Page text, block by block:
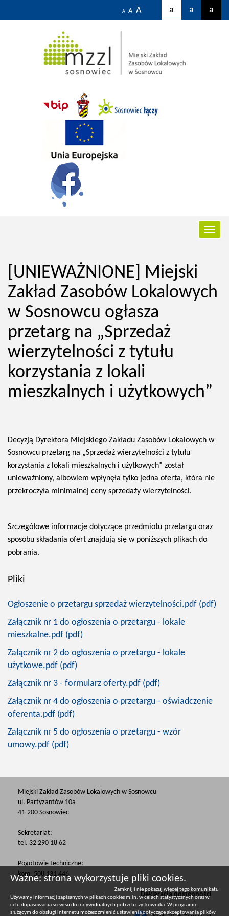
A A A a a a
[UNIEWAŻNIONE] Miejski
Zakład Zasobów Lokalowych
w Sosnowcu ogłasza
przetarg na „Sprzedaż
wierzytelności z tytułu
korzystania z lokali
mieszkalnych i użytkowych”
Decyzją Dyrektora Miejskiego Zakładu Zasobów Lokalowych w
Sosnowcu przetarg na „Sprzedaż wierzytelności z tytułu
korzystania z lokali mieszkalnych i użytkowych” został
unieważniony, albowiem wpłynęła tylko jedna oferta, która nie
przekroczyła minimalnej ceny sprzedaży wierzytelności.
Szczegółowe informacje dotyczące przedmiotu przetargu oraz
sposobu składania ofert znajdują się w poniższych plikach do
pobrania.
Pliki
Ogłoszenie o przetargu sprzedaż wierzytelności.pdf (pdf)
Załącznik nr 1 do ogłoszenia o przetargu - lokale
mieszkalne.pdf (pdf)
Załącznik nr 2 do ogłoszenia o przetargu - lokale
użytkowe.pdf (pdf)
Załącznik nr 3 - formularz oferty.pdf (pdf)
Załącznik nr 4 do ogłoszenia o przetargu - oświadczenie
oferenta.pdf (pdf)
Załącznik nr 5 do ogłoszenia o przetargu - wzór
umowy.pdf (pdf)
Miejski Zakład Zasobów Lokalowych w Sosnowcu
ul. Partyzantów 10a
41-200 Sosnowiec
Sekretariat:
tel. 32 290 18 62
Pogotowie techniczne:
kom. 508 131 446
Deklaracja dostępności
Ważne: strona wykorzystuje pliki cookies.
Zamknij i nie pokazuj więcej tego komunikatu
Używamy informacji zapisanych w plikach cookies m.in. w celach statystycznych oraz w
celu dopasowania serwisu do indywidualnych potrzeb użytkownika. W programie
służącym do obsługi internetu możesz zmienić ustawienia dotyczące akceptowania plików